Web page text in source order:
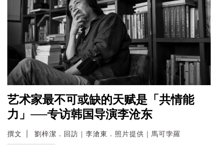
艺术家最不可或缺的天赋是「共情能
力」──专访韩国导演李沧东
撰文 劉梓潔．回訪｜李滄東．照片提供｜馬可孛羅